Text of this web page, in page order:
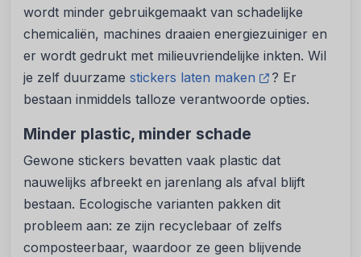
wordt minder gebruikgemaakt van schadelijke
chemicaliën, machines draaien energiezuiniger en
er wordt gedrukt met milieuvriendelijke inkten. Wil
je zelf duurzame stickers laten maken
? Er
bestaan inmiddels talloze verantwoorde opties.
Minder plastic, minder schade
Gewone stickers bevatten vaak plastic dat
nauwelijks afbreekt en jarenlang als afval blijft
bestaan. Ecologische varianten pakken dit
probleem aan: ze zijn recyclebaar of zelfs
composteerbaar, waardoor ze geen blijvende